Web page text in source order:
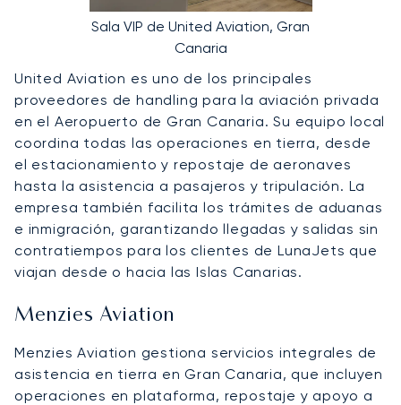
Sala VIP de United Aviation, Gran
Canaria
United Aviation es uno de los principales
proveedores de handling para la aviación privada
en el Aeropuerto de Gran Canaria. Su equipo local
coordina todas las operaciones en tierra, desde
el estacionamiento y repostaje de aeronaves
hasta la asistencia a pasajeros y tripulación. La
empresa también facilita los trámites de aduanas
e inmigración, garantizando llegadas y salidas sin
contratiempos para los clientes de LunaJets que
viajan desde o hacia las Islas Canarias.
Menzies Aviation
Menzies Aviation gestiona servicios integrales de
asistencia en tierra en Gran Canaria, que incluyen
operaciones en plataforma, repostaje y apoyo a